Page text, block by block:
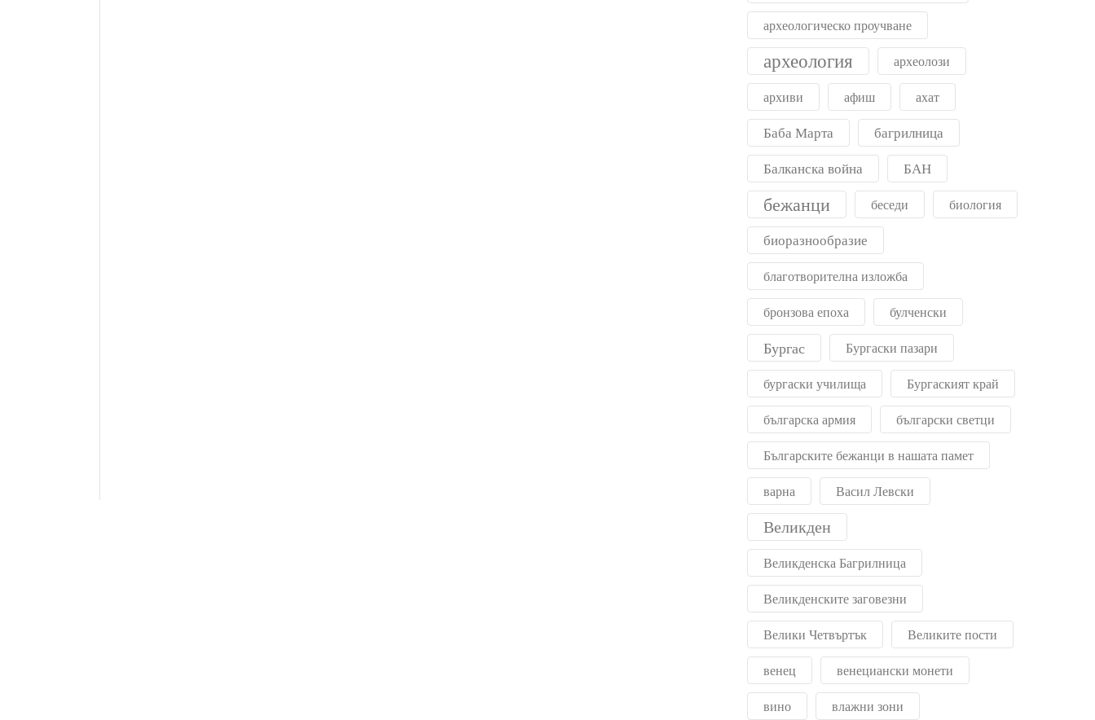
археологическо проучване
археология археолози
архиви афиш ахат
Баба Марта багрилница
Балканска война БАН
бежанци беседи биология
биоразнообразие
благотворителна изложба
бронзова епоха булченски
Бургас Бургаски пазари
бургаски училища Бургаският край
българска армия български светци
Българските бежанци в нашата памет
варна Васил Левски
Великден
Великденска Багрилница
Великденските заговезни
Велики Четвъртък Великите пости
венец венециански монети
вино влажни зони